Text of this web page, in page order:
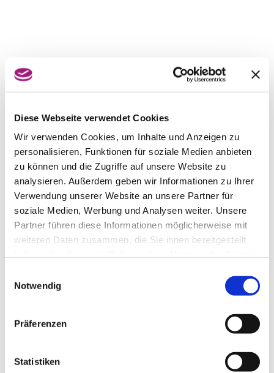
Diese Webseite verwendet Cookies
Wir verwenden Cookies, um Inhalte und Anzeigen zu
personalisieren, Funktionen für soziale Medien anbieten
zu können und die Zugriffe auf unsere Website zu
analysieren. Außerdem geben wir Informationen zu Ihrer
Verwendung unserer Website an unsere Partner für
soziale Medien, Werbung und Analysen weiter. Unsere
Partner führen diese Informationen möglicherweise mit
weiteren Daten zusammen, die Sie ihnen bereitgestellt
Notwendig
Präferenzen
Statistiken